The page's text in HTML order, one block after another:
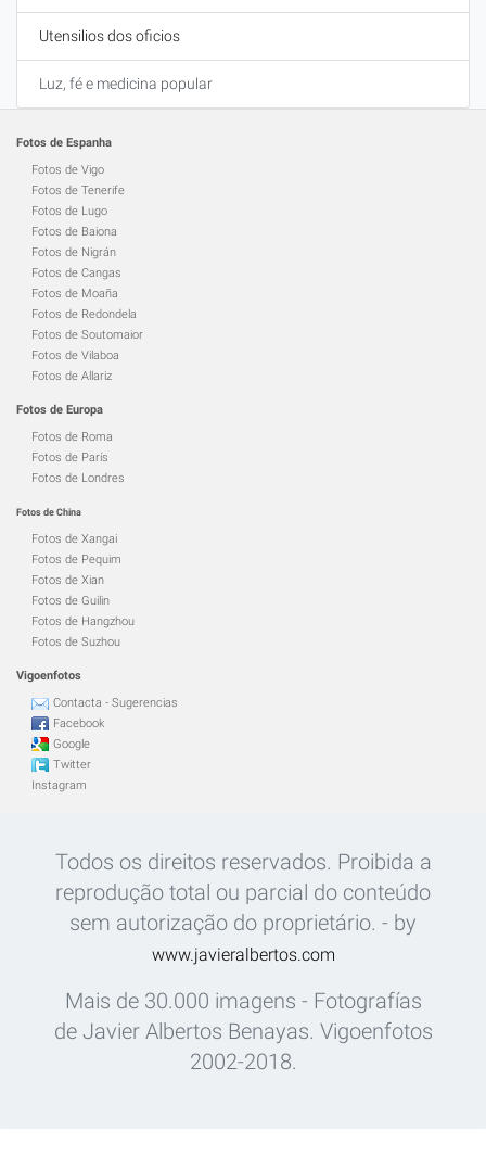
Utensilios dos oficios
Luz, fé e medicina popular
Fotos de Espanha
Fotos de Vigo
Fotos de Tenerife
Fotos de Lugo
Fotos de Baiona
Fotos de Nigrán
Fotos de Cangas
Fotos de Moaña
Fotos de Redondela
Fotos de Soutomaior
Fotos de Vilaboa
Fotos de Allariz
Fotos de Europa
Fotos de Roma
Fotos de París
Fotos de Londres
Fotos de China
Fotos de Xangai
Fotos de Pequim
Fotos de Xian
Fotos de Guilin
Fotos de Hangzhou
Fotos de Suzhou
Vigoenfotos
Contacta - Sugerencias
Facebook
Google
Twitter
Instagram
Todos os direitos reservados. Proibida a
reprodução total ou parcial do conteúdo
sem autorização do proprietário. - by
www.javieralbertos.com
Mais de 30.000 imagens - Fotografías
de Javier Albertos Benayas. Vigoenfotos
2002-2018.